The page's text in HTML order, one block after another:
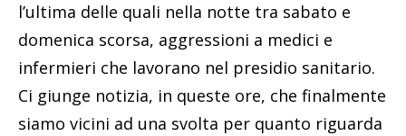
l’ultima delle quali nella notte tra sabato e
domenica scorsa, aggressioni a medici e
infermieri che lavorano nel presidio sanitario.
Ci giunge notizia, in queste ore, che finalmente
siamo vicini ad una svolta per quanto riguarda